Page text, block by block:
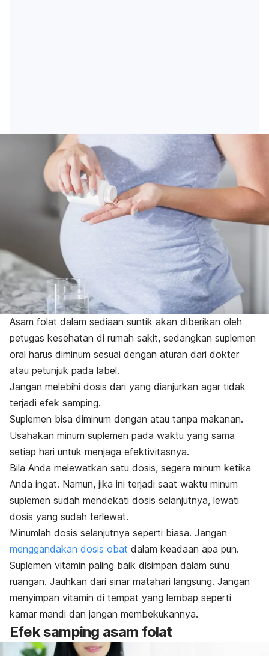
Asam folat dalam sediaan suntik akan diberikan oleh
petugas kesehatan di rumah sakit, sedangkan suplemen
oral harus diminum sesuai dengan aturan dari dokter
atau petunjuk pada label.
Jangan melebihi dosis dari yang dianjurkan agar tidak
terjadi efek samping.
Suplemen bisa diminum dengan atau tanpa makanan.
Usahakan minum suplemen pada waktu yang sama
setiap hari untuk menjaga efektivitasnya.
Bila Anda melewatkan satu dosis, segera minum ketika
Anda ingat. Namun, jika ini terjadi saat waktu minum
suplemen sudah mendekati dosis selanjutnya, lewati
dosis yang sudah terlewat.
Minumlah dosis selanjutnya seperti biasa. Jangan
menggandakan dosis obat dalam keadaan apa pun.
Suplemen vitamin paling baik disimpan dalam suhu
ruangan. Jauhkan dari sinar matahari langsung. Jangan
menyimpan vitamin di tempat yang lembap seperti
kamar mandi dan jangan membekukannya.
Efek samping asam folat